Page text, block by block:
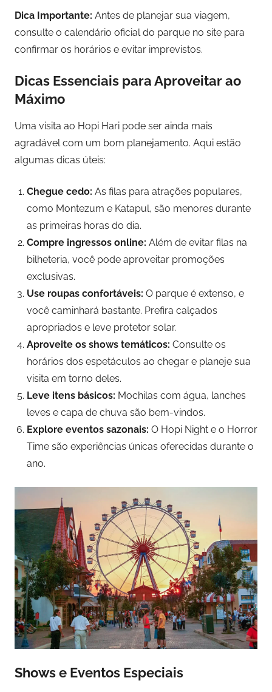
Dica Importante: Antes de planejar sua viagem,
consulte o calendário oficial do parque no site para
confirmar os horários e evitar imprevistos.
Dicas Essenciais para Aproveitar ao
Máximo
Uma visita ao Hopi Hari pode ser ainda mais
agradável com um bom planejamento. Aqui estão
algumas dicas úteis:
Chegue cedo: As filas para atrações populares,
como Montezum e Katapul, são menores durante
as primeiras horas do dia.
Compre ingressos online: Além de evitar filas na
bilheteria, você pode aproveitar promoções
exclusivas.
Use roupas confortáveis: O parque é extenso, e
você caminhará bastante. Prefira calçados
apropriados e leve protetor solar.
Aproveite os shows temáticos: Consulte os
horários dos espetáculos ao chegar e planeje sua
visita em torno deles.
Leve itens básicos: Mochilas com água, lanches
leves e capa de chuva são bem-vindos.
Explore eventos sazonais: O Hopi Night e o Horror
Time são experiências únicas oferecidas durante o
ano.
Shows e Eventos Especiais